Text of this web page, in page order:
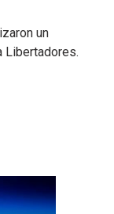
un
Libertadores.